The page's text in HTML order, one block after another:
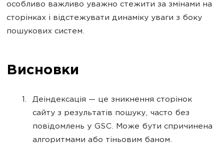
особливо важливо уважно стежити за змінами на
сторінках і відстежувати динаміку уваги з боку
пошукових систем.
Висновки
Деіндексація — це зникнення сторінок
сайту з результатів пошуку, часто без
повідомлень у GSC. Може бути спричинена
алгоритмами або тіньовим баном.